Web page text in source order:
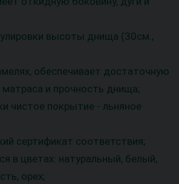
высоты днища (30см.,
обеспечивает достаточную
и прочность днища;
чистое покрытие - льняное
сертификат соответствия;
в цветах: натуральный, белый,
орех;